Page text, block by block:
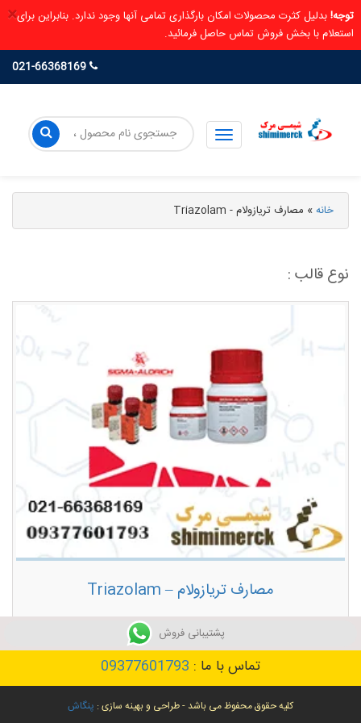
× توجه!بدلیل کثرت محصولات امکان بارگذاری تمامی آنها وجود ندارد. بنابراین برای
استعلام با بخش فروش تماس حاصل فرمائید.
خانه» مصارف تریازولام - Triazolam
نوع قالب :
مصارف تریازولام – Triazolam
توضیحات بیشتر
تماس با ما : 09377601793
کلیه حقوق محفوظ می باشد - طراحی و بهینه سازی : پنگاش
پشتیبانی فروش